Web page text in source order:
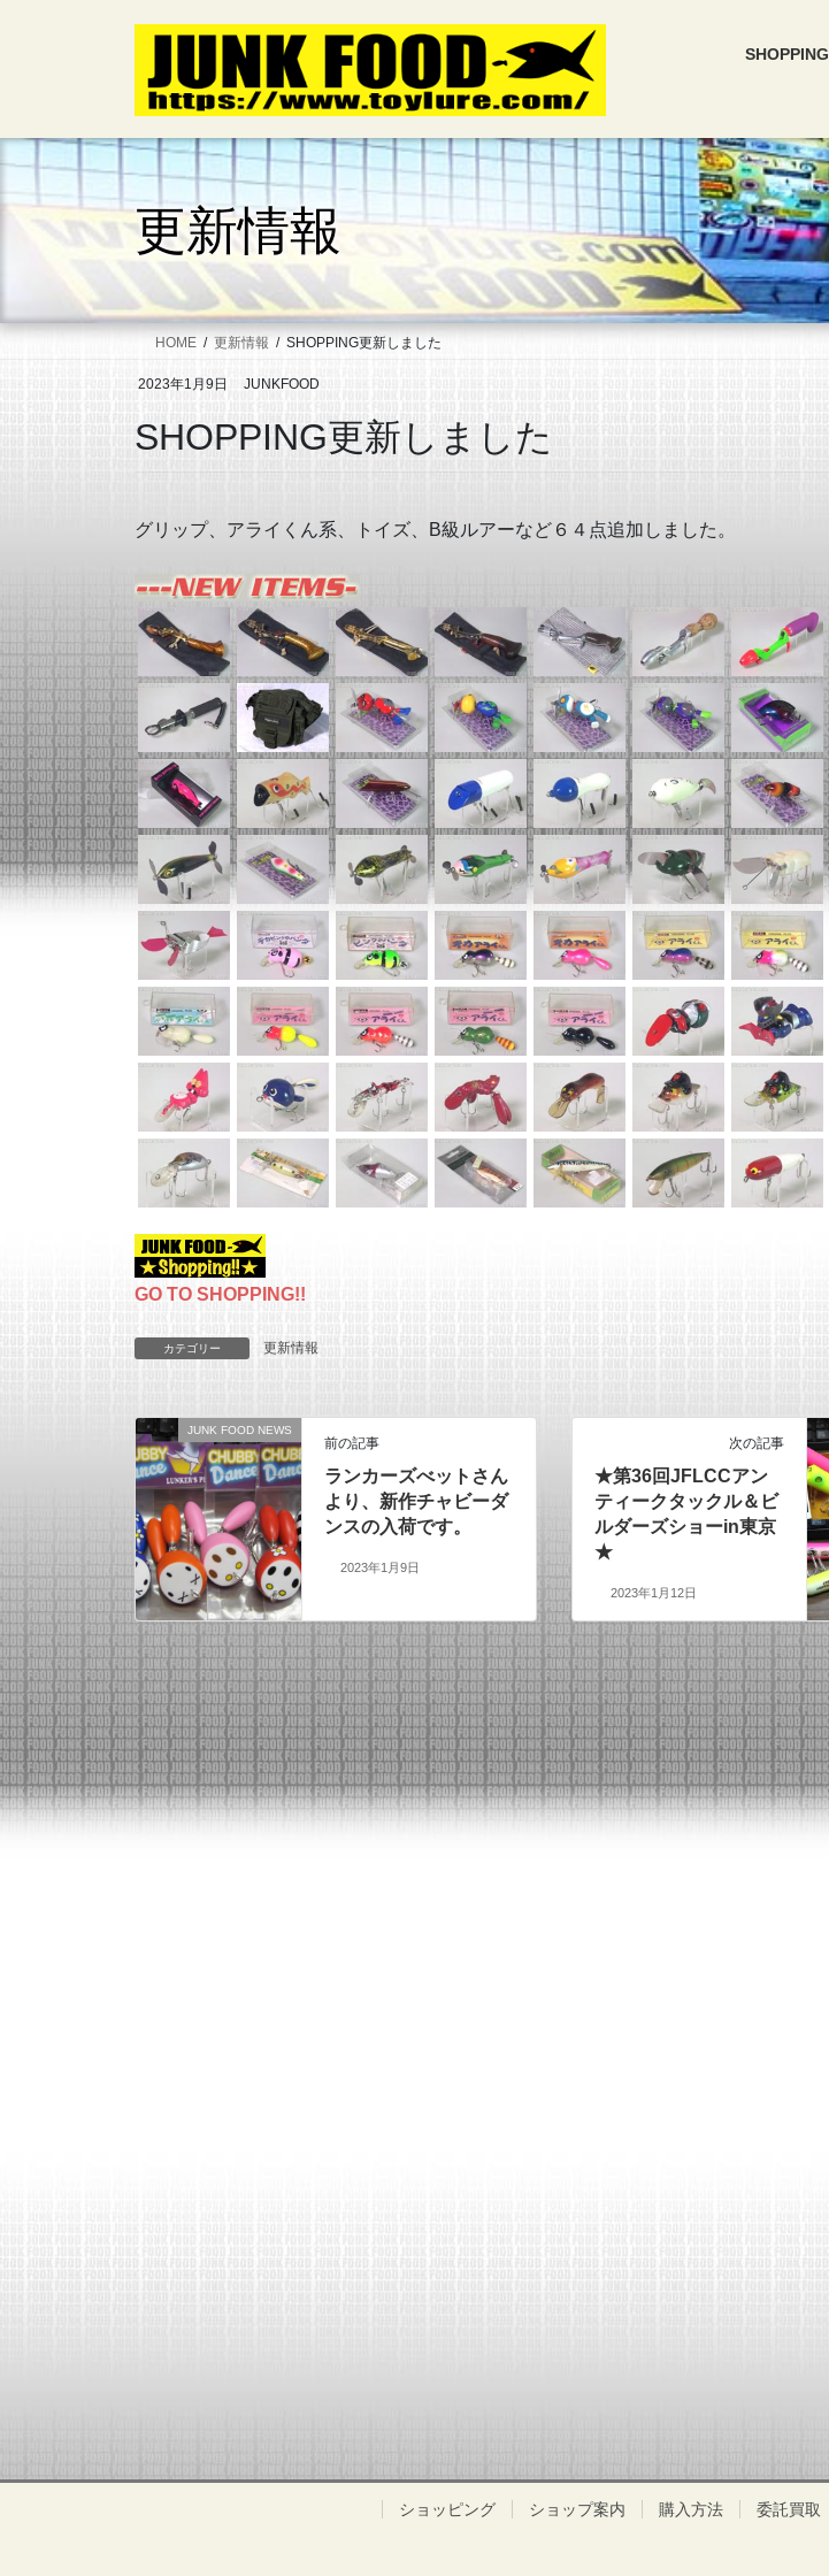
キ
に
SHOPPING
更新情報
HOME 更新情報 SHOPPING更新しました
2023年1月9日 JUNKFOOD
SHOPPING更新しました
グリップ、アライくん系、トイズ、B級ルアーなど６４点追加しました。
GO TO SHOPPING!!
カテゴリー 更新情報
JUNK FOOD NEWS
前の記事
ランカーズべットさん
より、新作チャビーダ
ンスの入荷です。
2023年1月9日
次の記事
★第36回JFLCCアン
ティークタックル＆ビ
ルダーズショーin東京
★
2023年1月12日
ショッピング ショップ案内 購入方法 委託買取